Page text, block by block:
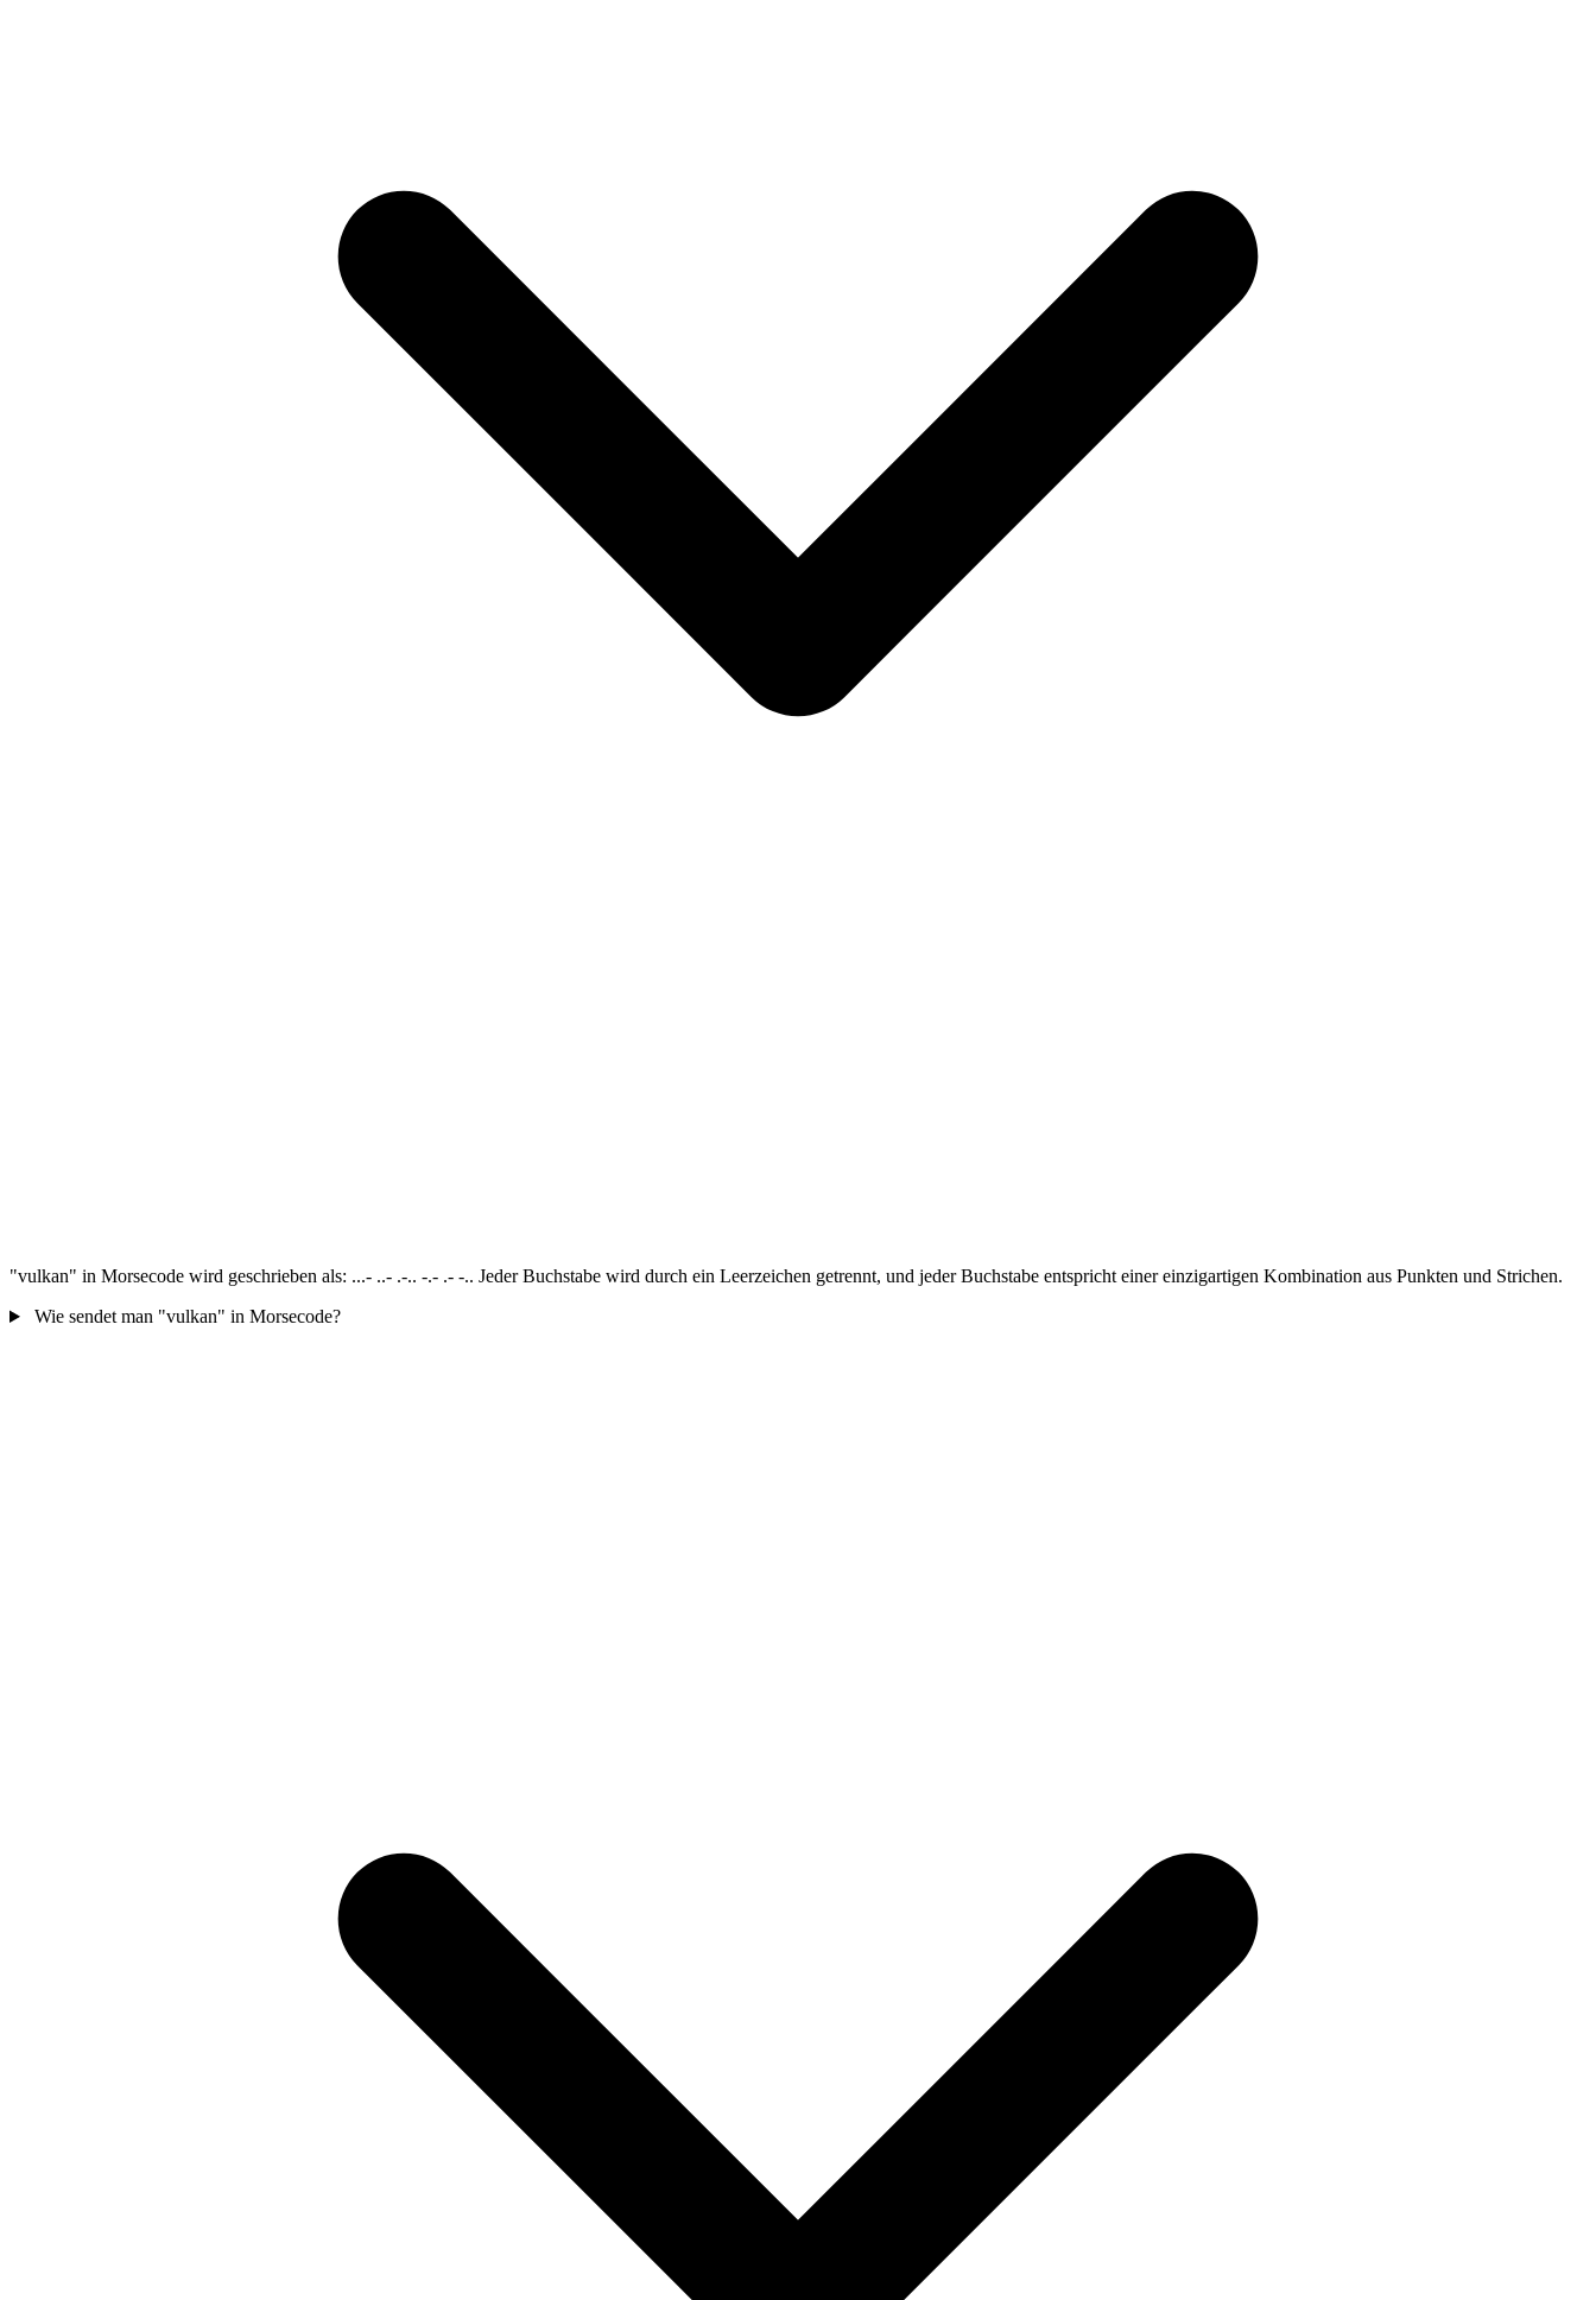
"vulkan" in Morsecode wird geschrieben als: ...- ..- .-.. -.- .- -.. Jeder Buchstabe wird durch ein Leerzeichen getrennt, und jeder Buchstabe entspricht einer einzigartigen Kombination aus Punkten und Strichen.
Wie sendet man "vulkan" in Morsecode?